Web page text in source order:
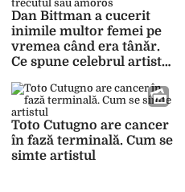
Dan Bittman a cucerit
inimile multor femei pe
vremea când era tânăr.
Ce spune celebrul artist
amoros
Toto Cutugno are cancer
în fază terminală. Cum se
simte artistul